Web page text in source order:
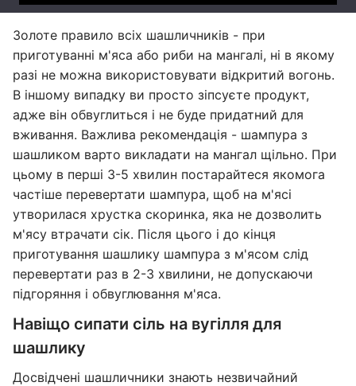
Золоте правило всіх шашличників - при
приготуванні м'яса або риби на мангалі, ні в якому
разі не можна використовувати відкритий вогонь.
В іншому випадку ви просто зіпсуєте продукт,
адже він обвуглиться і не буде придатний для
вживання. Важлива рекомендація - шампура з
шашликом варто викладати на мангал щільно. При
цьому в перші 3-5 хвилин постарайтеся якомога
частіше перевертати шампура, щоб на м'ясі
утворилася хрустка скоринка, яка не дозволить
м'ясу втрачати сік. Після цього і до кінця
приготування шашлику шампура з м'ясом слід
перевертати раз в 2-3 хвилини, не допускаючи
підгоряння і обвуглювання м'яса.
Навіщо сипати сіль на вугілля для
шашлику
Досвідчені шашличники знають незвичайний